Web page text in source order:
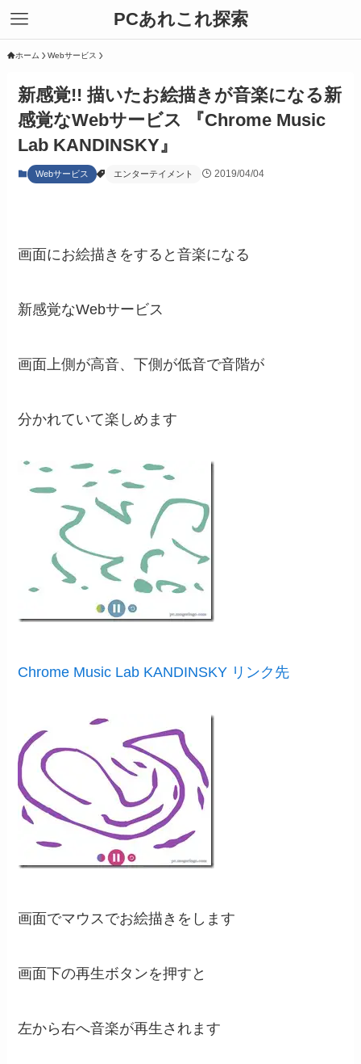
PCあれこれ探索
ホーム Webサービス
新感覚!! 描いたお絵描きが音楽になる新
感覚なWebサービス 『Chrome Music
Lab KANDINSKY』
Webサービス エンターテイメント 2019/04/04
画面にお絵描きをすると音楽になる
新感覚なWebサービス
画面上側が高音、下側が低音で音階が
分かれていて楽しめます
Chrome Music Lab KANDINSKY リンク先
画面でマウスでお絵描きをします
画面下の再生ボタンを押すと
左から右へ音楽が再生されます